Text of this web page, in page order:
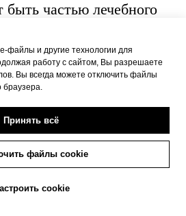
20-20
частью лечебного
консервативное
результатов, и
хроническим,
хирургическое
Хирург может
файлы и другие технологии для
работу с сайтом, Вы разрешаете
Вы всегда можете отключить файлы
Принять всё
файлы cookie
cookie